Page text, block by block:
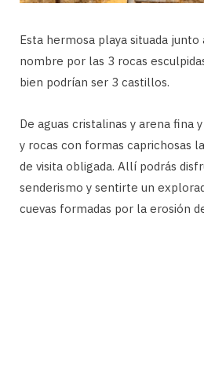
Esta hermosa playa situada
nombre por las 3 rocas
bien podrían ser 3 castillos.
De aguas cristalinas y arena fina
y rocas con formas caprichosas
de visita obligada. Allí podrás
senderismo y sentirte un
cuevas formadas por la erosión